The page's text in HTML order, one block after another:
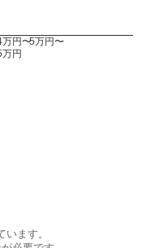
万円〜
万円
5万円〜
ます。